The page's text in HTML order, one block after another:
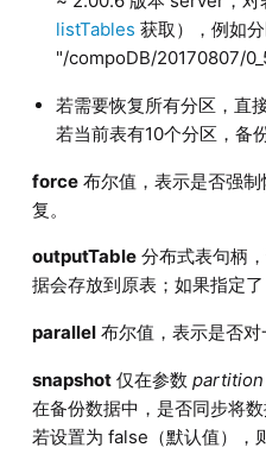
listTables 获取），例如
"/compoDB/20170807/
若需要恢复所有分区，直
若当前表有10个分区，备
force 布尔值，表示是否强
复。
outputTable 分布式表句柄
据会存放到原表；如果指定
parallel 布尔值，表示是否
snapshot 仅在参数partition
在备份数据中，是否同步将
若设置为 false（默认值），